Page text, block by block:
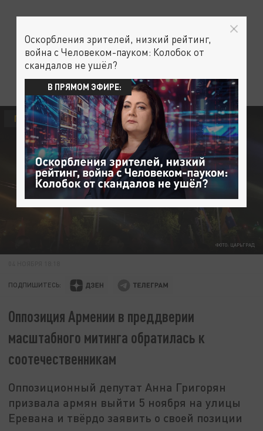
ФОТО: ЦАРЬГРАД
ПОЛИТИКА
ПОДПИШИТЕСЬ:
Оппозиция Армении в преддверии
масштабного митинга обратилась к
соотечественникам
Оппозиционный депутат Анна Григорян
призвала армян выйти 5 ноября на улицы
Еревана и твёрдо заявить о своей позиции
Оскорбления зрителей, низкий рейтинг,
война с Человеком-пауком: Колобок от
скандалов не ушёл?
В ПРЯМОМ ЭФИРЕ: